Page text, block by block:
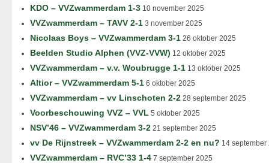
KDO – VVZwammerdam 1-3 10 november 2025
VVZwammerdam – TAVV 2-1 3 november 2025
Nicolaas Boys – VVZwammerdam 3-1 26 oktober 2025
Beelden Studio Alphen (VVZ-VVW) 12 oktober 2025
VVZwammerdam – v.v. Woubrugge 1-1 13 oktober 2025
Altior – VVZwammerdam 5-1 6 oktober 2025
VVZwammerdam – vv Linschoten 2-2 28 september 2025
Voorbeschouwing VVZ – VVL 5 oktober 2025
NSV’46 – VVZwammerdam 3-2 21 september 2025
vv De Rijnstreek – VVZwammerdam 2-2 en nu? 14 september
VVZwammerdam – RVC’33 1-4 7 september 2025